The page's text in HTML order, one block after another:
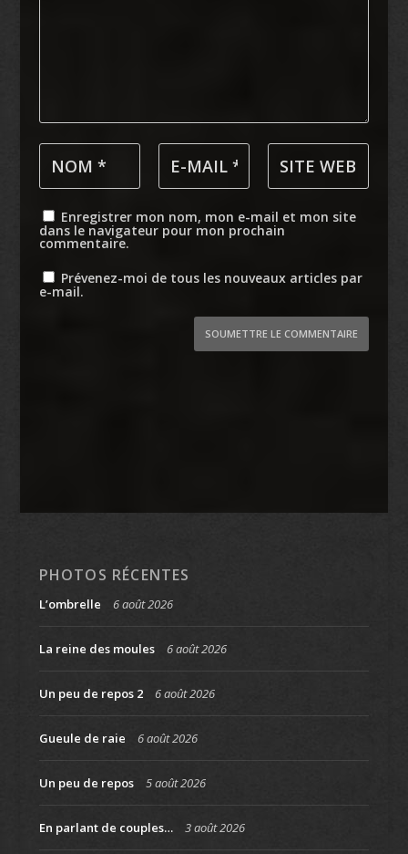
Enregistrer mon nom, mon e-mail et mon site
dans le navigateur pour mon prochain
commentaire.
Prévenez-moi de tous les nouveaux articles par
e-mail.
SOUMETTRE LE COMMENTAIRE
PHOTOS RÉCENTES
L’ombrelle 6 août 2026
La reine des moules 6 août 2026
Un peu de repos 2 6 août 2026
Gueule de raie 6 août 2026
Un peu de repos 5 août 2026
En parlant de couples… 3 août 2026